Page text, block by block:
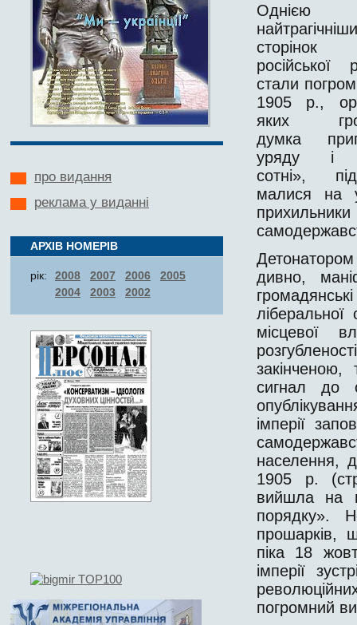
про видання
реклама у виданні
АРХІВ НОМЕРІВ
рік: 2008 2007 2006
2005
2004
2003 2002
сторінок
російської
стали
1905 р.,
яких
думка
уряду і
сотні»,
малися на
прихильники
дивно,
місцевої
закінченою,
сигнал до
імперії
населення,
1905 р.
вийшла на
порядку».
прошарків,
піка 18
імперії
погромний